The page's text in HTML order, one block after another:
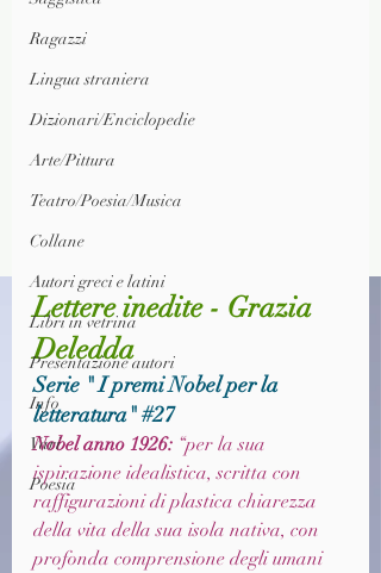
Ragazzi
Lingua straniera
Dizionari/Enciclopedie
Arte/Pittura
Teatro/Poesia/Musica
Collane
Autori greci e latini
Libri in vetrina
Presentazione autori
Info
Vari
Poesia
Lettere inedite - Grazia
Deledda
Serie " I premi Nobel per la
letteratura" #27
Nobel anno 1926: “per la sua
ispirazione idealistica, scritta con
raffigurazioni di plastica chiarezza
della vita della sua isola nativa, con
profonda comprensione degli umani